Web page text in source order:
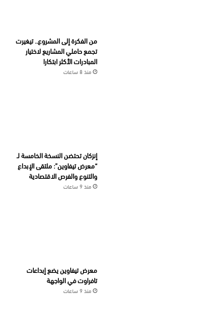
من الفكرة إلى المشروع.. تيغيرت
تجمع حاملي المشاريع لاختيار
المبادرات الأكثر ابتكارا
منذ 8 ساعات
إنزكان تحتضن النسخة الخامسة لـ
“معرض تيفاوين”: ملتقى الإبداع
والتنوع والفرص الاقتصادية
منذ 9 ساعات
معرض تيفاوين يضع إبداعات
تافراوت في الواجهة
منذ 9 ساعات